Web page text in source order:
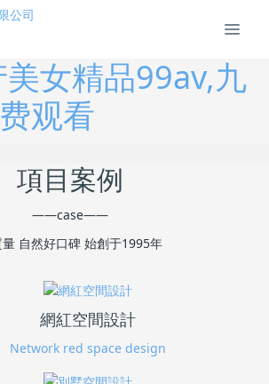
小骚逼高潮呻吟
女精品99av,九
观看
項目案例
——case——
自然好口碑 始創于1995年
網紅空間設計
Network red space design